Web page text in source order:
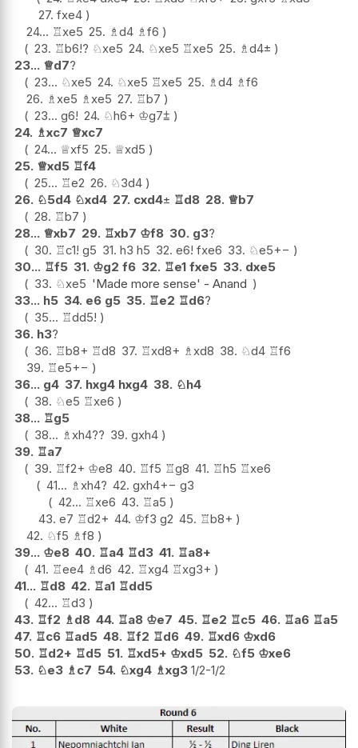
27. fxe4
24... ♖xe5 25. ♗d4 ♗f6
23. ♖b6!? ♘xe5 24. ♘xe5 ♖xe5 25. ♗d4±
23... ♕d7?
23... ♘xe5 24. ♘xe5 ♖xe5 25. ♗d4 ♗f6
26. ♗xe5 ♗xe5 27. ♖b7
23... g6! 24. ♘h6+ ♔g7⩲
24. ♗xc7 ♕xc7
24... ♕xf5 25. ♕xd5
25. ♕xd5 ♖f4
25... ♖e2 26. ♘3d4
26. ♘5d4 ♘xd4 27. cxd4± ♖d8 28. ♕b7
28. ♖b7
28... ♕xb7 29. ♖xb7 ♔f8 30. g3?
30. ♖c1! g5 31. h3 h5 32. e6! fxe6 33. ♘e5+−
30... ♖f5 31. ♔g2 f6 32. ♖e1 fxe5 33. dxe5
33. ♘xe5 'Made more sense' - Anand
33... h5 34. e6 g5 35. ♖e2 ♖d6?
35... ♖dd5!
36. h3?
36. ♖b8+ ♖d8 37. ♖xd8+ ♗xd8 38. ♘d4 ♖f6
39. ♖e5+−
36... g4 37. hxg4 hxg4 38. ♘h4
38. ♘e5 ♖xe6
38... ♖g5
38... ♗xh4?? 39. gxh4
39. ♖a7
39. ♖f2+ ♔e8 40. ♖f5 ♖g8 41. ♖h5 ♖xe6
41... ♗xh4? 42. gxh4+− g3
42... ♖xe6 43. ♖a5
43. e7 ♖d2+ 44. ♔f3 g2 45. ♖b8+
42. ♘f5 ♗f8
39... ♔e8 40. ♖a4 ♖d3 41. ♖a8+
41. ♖ee4 ♗d6 42. ♖xg4 ♖xg3+
41... ♖d8 42. ♖a1 ♖dd5
42... ♖d3
43. ♖f2 ♗d8 44. ♖a8 ♔e7 45. ♖e2 ♖c5 46. ♖a6 ♖a5
47. ♖c6 ♖ad5 48. ♖f2 ♖d6 49. ♖xd6 ♔xd6
50. ♖d2+ ♖d5 51. ♖xd5+ ♔xd5 52. ♘f5 ♔xe6
53. ♘e3 ♗c7 54. ♘xg4 ♗xg3 1/2-1/2